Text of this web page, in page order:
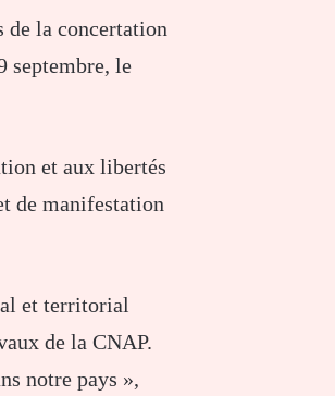
de la concertation
septembre, le
et aux libertés
de manifestation
et territorial
de la CNAP.
notre pays »,